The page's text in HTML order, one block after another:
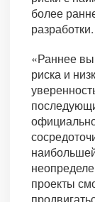
более
разработки.
«Раннее
риска и
проекты